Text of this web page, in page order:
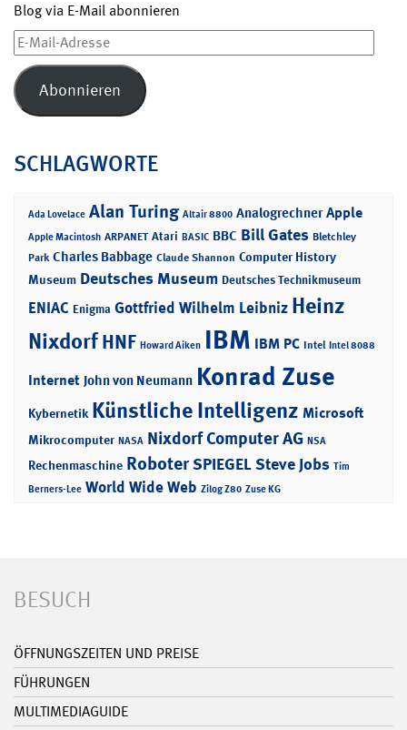
Blog via E-Mail abonnieren
E-
Mail-
Adresse
Abonnieren
SCHLAGWORTE
Ada Lovelace Alan Turing Altair 8800 Analogrechner Apple
Apple Macintosh ARPANET Atari BASIC BBC Bill Gates Bletchley
Park Charles Babbage Claude Shannon Computer History
Museum Deutsches Museum Deutsches Technikmuseum
ENIAC Enigma Gottfried Wilhelm Leibniz Heinz
NixdorfHNF Howard Aiken IBM IBM PC Intel Intel 8088
Internet John von Neumann Konrad Zuse
Kybernetik Künstliche Intelligenz Microsoft
Mikrocomputer NASA Nixdorf Computer AG NSA
Rechenmaschine RoboterSPIEGELSteve Jobs Tim
Berners-Lee World Wide Web Zilog Z80 Zuse KG
BESUCH
ÖFFNUNGSZEITEN UND PREISE
FÜHRUNGEN
MULTIMEDIAGUIDE